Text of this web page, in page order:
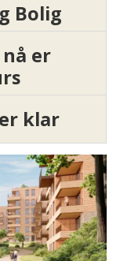
Bolig
er
klar